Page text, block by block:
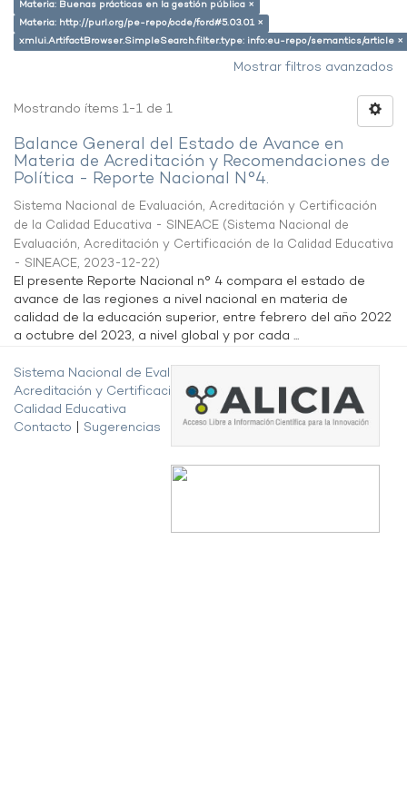
Materia: Buenas prácticas en la gestión pública ×
Materia: http://purl.org/pe-repo/ocde/ford#5.03.01 ×
xmlui.ArtifactBrowser.SimpleSearch.filter.type: info:eu-repo/semantics/article ×
Mostrar filtros avanzados
Mostrando ítems 1-1 de 1
Balance General del Estado de Avance en
Materia de Acreditación y Recomendaciones de
Política - Reporte Nacional N°4.
Sistema Nacional de Evaluación, Acreditación y Certificación
de la Calidad Educativa - SINEACE (Sistema Nacional de
Evaluación, Acreditación y Certificación de la Calidad Educativa
- SINEACE, 2023-12-22)
El presente Reporte Nacional n° 4 compara el estado de
avance de las regiones a nivel nacional en materia de
calidad de la educación superior, entre febrero del año 2022
a octubre del 2023, a nivel global y por cada ...
Sistema Nacional de Evaluación,
Acreditación y Certificación de la
Calidad Educativa
Contacto
Sugerencias